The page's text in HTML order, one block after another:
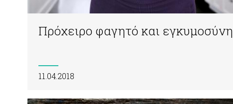
Πρόχειρο φαγητό και εγκυμοσύνη
11.04.2018